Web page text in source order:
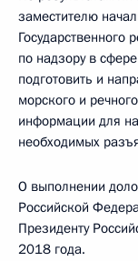
заместителю
по надзору в
подготовить и
морского и
информации для
необходимых
О выполнении
Российской
Президенту
2018 года.